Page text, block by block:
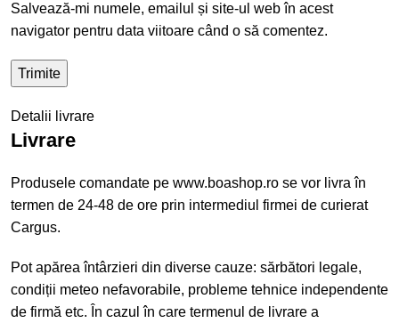
Salvează-mi numele, emailul și site-ul web în acest
navigator pentru data viitoare când o să comentez.
Detalii livrare
Livrare
Produsele comandate pe www.boashop.ro se vor livra în
termen de 24-48 de ore prin intermediul firmei de curierat
Cargus.
Pot apărea întârzieri din diverse cauze: sărbători legale,
condiții meteo nefavorabile, probleme tehnice independente
de firmă etc. În cazul în care termenul de livrare a